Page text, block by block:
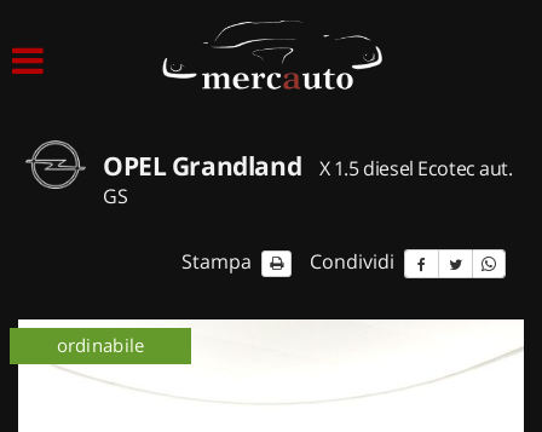
ACQUISTIAMO USATO
NOLEGGIO AUTO
NOLEGGIO LUNGO TERMINE
OPEL Grandland
X 1.5 diesel Ecotec aut.
GS
Stampa Condividi
ordinabile